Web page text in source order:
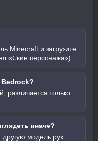
Minecraft и загрузите
«Скин персонажа»).
различается только
иначе?
другую модель рук